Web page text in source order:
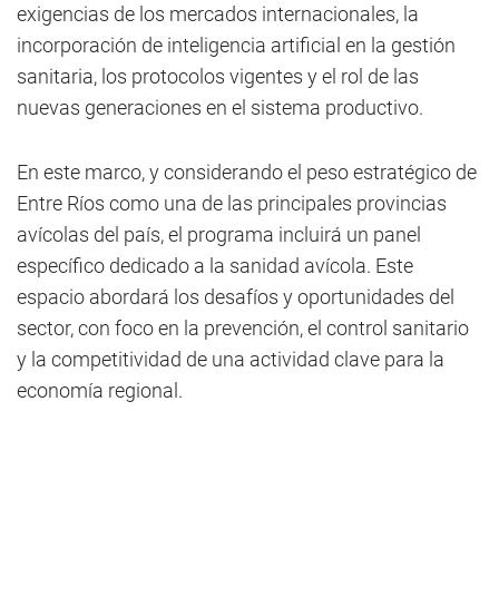
exigencias de los mercados internacionales, la
incorporación de inteligencia artificial en la gestión
sanitaria, los protocolos vigentes y el rol de las
nuevas generaciones en el sistema productivo.
En este marco, y considerando el peso estratégico de
Entre Ríos como una de las principales provincias
avícolas del país, el programa incluirá un panel
específico dedicado a la sanidad avícola. Este
espacio abordará los desafíos y oportunidades del
sector, con foco en la prevención, el control sanitario
y la competitividad de una actividad clave para la
economía regional.